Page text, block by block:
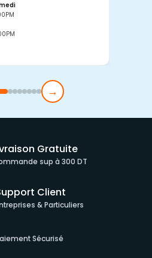
→
Gratuite
sup à 300 DT
Client
& Particuliers
Sécurisé